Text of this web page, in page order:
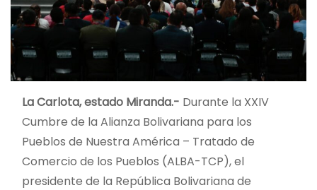
La Carlota, estado Miranda.- Durante la XXIV
Cumbre de la Alianza Bolivariana para los
Pueblos de Nuestra América – Tratado de
Comercio de los Pueblos (ALBA-TCP), el
presidente de la República Bolivariana de